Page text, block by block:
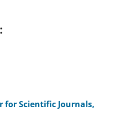
for Scientific Journals,